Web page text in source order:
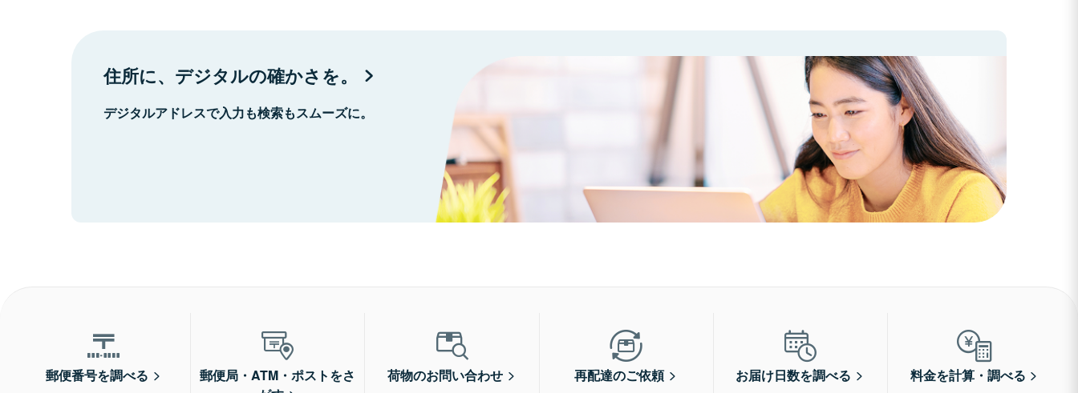
住所に、デジタルの確かさを。
デジタルアドレスで入力も検索もスムーズに。
郵便番号を調べる
郵便局・ATM・ポストをさ
荷物のお問い合わせ 再配達のご依頼 お届け日数を調べる 料金を計算・調べる